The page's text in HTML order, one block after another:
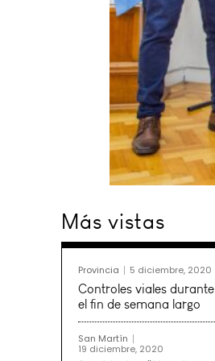
Más vistas
Provincia 5 diciembre, 2020
Controles viales durante
el fin de semana largo
San Martín
19 diciembre, 2020